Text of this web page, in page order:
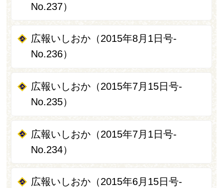
No.237）
広報いしおか（2015年8月1日号-
No.236）
広報いしおか（2015年7月15日号-
No.235）
広報いしおか（2015年7月1日号-
No.234）
広報いしおか（2015年6月15日号-